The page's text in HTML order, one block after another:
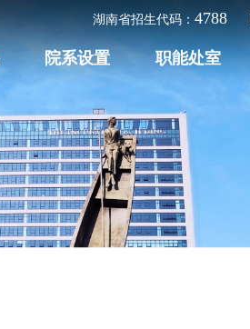
湖南省招生代码： 4788
院系设置 职能处室